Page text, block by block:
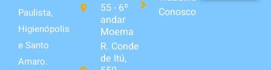
Paulista,
Higienópolis
e Santo
Amaro.
55 - 6º
andar
Moema
R. Conde
de Itú,
Conosco